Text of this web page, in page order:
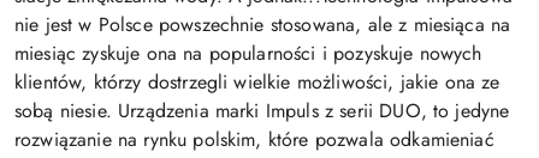
nie jest w Polsce powszechnie stosowana, ale z miesiąca na
miesiąc zyskuje ona na popularności i pozyskuje nowych
klientów, którzy dostrzegli wielkie możliwości, jakie ona ze
sobą niesie. Urządzenia marki Impuls z serii DUO, to jedyne
rozwiązanie na rynku polskim, które pozwala odkamieniać